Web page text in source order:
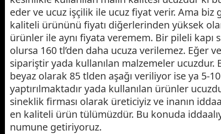
eder ve ucuz işçilik ile ucuz fiyat verir. Ama biz
kaliteli ürününü fiyatı diğerlerinden yüksek
ürünler ile aynı fiyata veremem. Bir pileli kapı
olursa 160 tl’den daha ucuza verilemez. Eğer
sipariştir yada kullanılan malzemeler ucuzdur.
beyaz olarak 85 tlden aşağı veriliyor ise ya 5-
yaptırılmaktadır yada kullanılan ürünler
sineklik firması olarak üreticiyiz ve inanın
en kaliteli ürün tülümüzdür. Bu konuda
numune getiriyoruz.